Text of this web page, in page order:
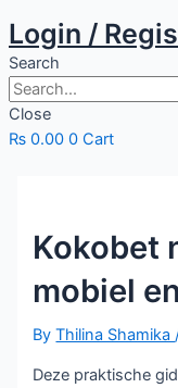
Login /
Search
Close
₨ 0.00 0 Cart
Kokobet
mobiel
ByThilina Shamika
Deze praktische